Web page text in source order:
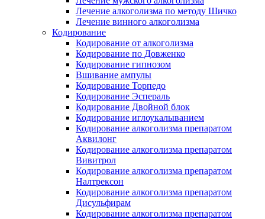
Лечение алкоголизма по методу Шичко
Лечение винного алкоголизма
Кодирование
Кодирование от алкоголизма
Кодирование по Довженко
Кодирование гипнозом
Вшивание ампулы
Кодирование Торпедо
Кодирование Эспераль
Кодирование Двойной блок
Кодирование иглоукалыванием
Кодирование алкоголизма препаратом
Аквилонг
Кодирование алкоголизма препаратом
Вивитрол
Кодирование алкоголизма препаратом
Налтрексон
Кодирование алкоголизма препаратом
Дисульфирам
Кодирование алкоголизма препаратом